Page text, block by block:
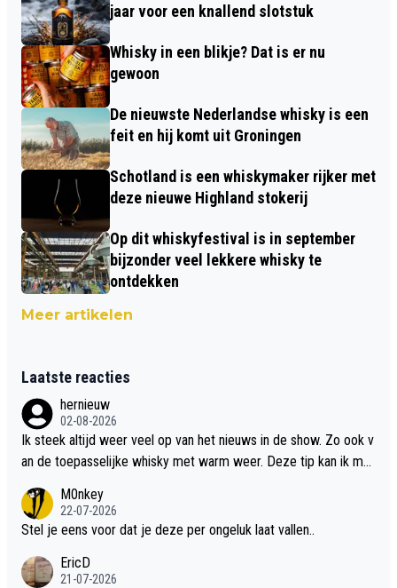
jaar voor een knallend slotstuk
Whisky in een blikje? Dat is er nu
gewoon
De nieuwste Nederlandse whisky is een
feit en hij komt uit Groningen
Schotland is een whiskymaker rijker met
deze nieuwe Highland stokerij
Op dit whiskyfestival is in september
bijzonder veel lekkere whisky te
ontdekken
Meer artikelen
Laatste reacties
hernieuw
02-08-2026
Ik steek altijd weer veel op van het nieuws in de show. Zo ook v
an de toepasselijke whisky met warm weer. Deze tip kan ik met
M0nkey
22-07-2026
Stel je eens voor dat je deze per ongeluk laat vallen..
EricD
21-07-2026